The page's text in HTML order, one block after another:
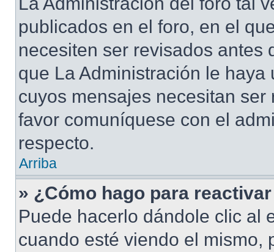
publicados en el foro, en el
necesiten ser revisados antes
que La Administración le
cuyos mensajes necesitan
favor comuníquese con el
respecto.
Arriba
» ¿Cómo hago para
Puede hacerlo dándole clic al
cuando esté viendo el mismo,